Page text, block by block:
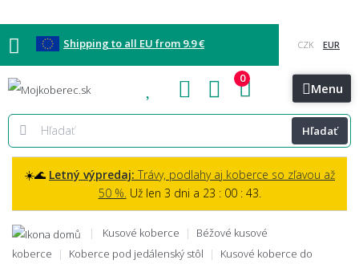
Shipping to all EU from 9.9 €
Blog Kontakt Menu
Hľadať
0
☀️🌊 Letný výpredaj: Trávy, podlahy aj koberce so zľavou až
50 %. Už len 3 dni a 23 : 00 : 41.
Kusové koberce
Béžové kusové
koberce
Koberce pod jedálenský stôl
Kusové koberce do